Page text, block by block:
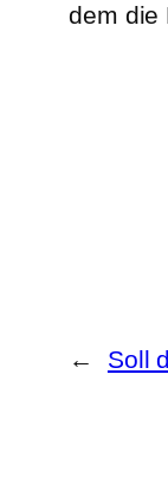
dem die
← Soll